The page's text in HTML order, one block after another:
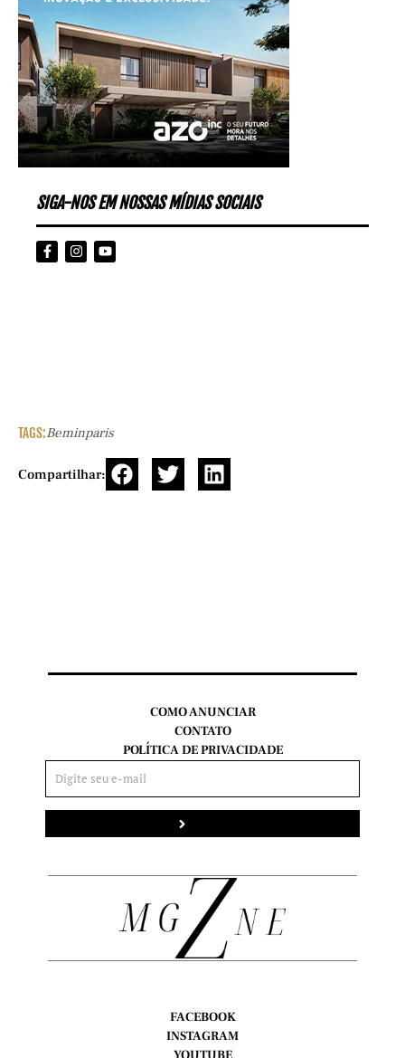
SIGA-NOS EM NOSSAS MÍDIAS SOCIAIS
TAGS:Beminparis
Compartilhar:
FACEBOOK
INSTAGRAM
COMO ANUNCIAR
CONTATO
POLÍTICA DE PRIVACIDADE